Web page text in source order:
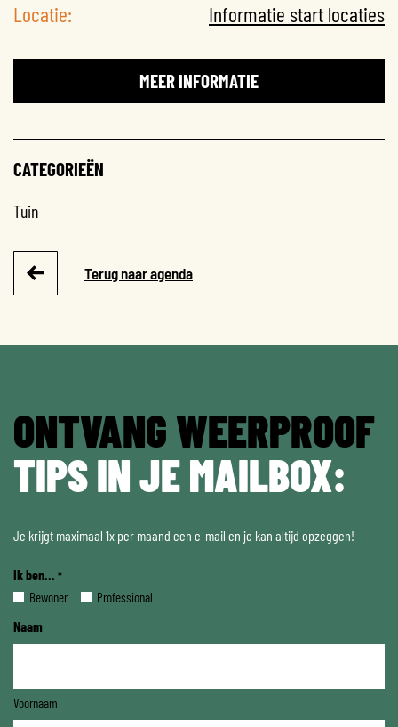
Locatie: Informatie start locaties
MEER INFORMATIE
CATEGORIEËN
Tuin
Terug naar agenda
ONTVANG WEERPROOF
TIPS IN JE MAILBOX:
Je krijgt maximaal 1x per maand een e-mail en je kan altijd opzeggen!
Ik ben... *
Bewoner Professional
Naam
Voornaam